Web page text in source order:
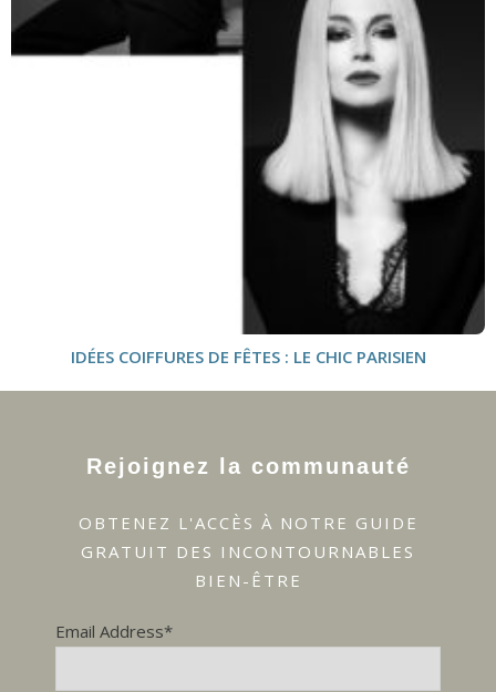
IDÉES COIFFURES DE FÊTES : LE CHIC PARISIEN
Rejoignez la communauté
OBTENEZ L'ACCÈS À NOTRE GUIDE
GRATUIT DES INCONTOURNABLES
BIEN-ÊTRE
Email Address*